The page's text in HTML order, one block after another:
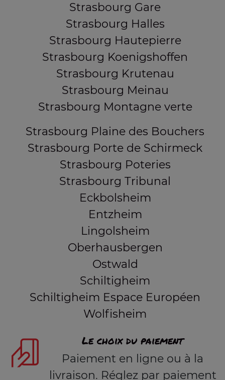
Strasbourg Gare
Strasbourg Halles
Strasbourg Hautepierre
Strasbourg Koenigshoffen
Strasbourg Krutenau
Strasbourg Meinau
Strasbourg Montagne verte
Strasbourg Plaine des Bouchers
Strasbourg Porte de Schirmeck
Strasbourg Poteries
Strasbourg Tribunal
Eckbolsheim
Entzheim
Lingolsheim
Oberhausbergen
Ostwald
Schiltigheim
Schiltigheim Espace Européen
Wolfisheim
Le choix du paiement
Paiement en ligne ou à la
livraison. Réglez par paiement